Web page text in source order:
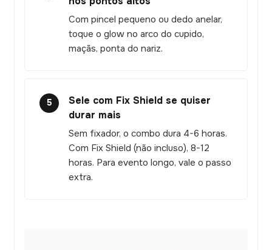
Com pincel pequeno ou dedo anelar,
toque o glow no arco do cupido,
maçãs, ponta do nariz.
5
Sele com Fix Shield se quiser
durar mais
Sem fixador, o combo dura 4-6 horas.
Com Fix Shield (não incluso), 8-12
horas. Para evento longo, vale o passo
extra.